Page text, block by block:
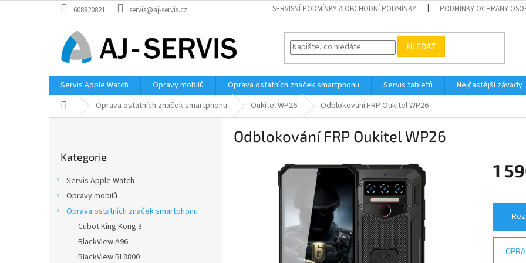
na
608820821 servis@aj-servis.cz SERVISNÍ PODMÍNKY A OBCHODNÍ PODMÍNKY PODMÍNKY OCHRANY
HLEDAT
Servis Apple Watch Opravy mobilů Oprava ostatních značek smartphonu Servis tabletů Nejčastější závady
Domů Oprava ostatních značek smartphonu Oukitel WP26 Odblokování FRP Oukitel WP26
kategorie
Kategorie
Servis Apple Watch
Opravy mobilů
Oprava ostatních značek smartphonu
Cubot King Kong 3
BlackView A96
BlackView BL8800
Odblokování FRP Oukitel WP26
1
cena: